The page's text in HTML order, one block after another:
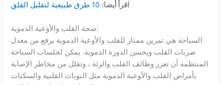
اقرأ أيضا: 10 طرق طبيعية لتقليل القلق
صحة القلب والأوعية الدموية:
السباحة هي تمرين ممتاز للقلب والأوعية الدموية يرفع من معدل
ضربات القلب ويحسن الدورة الدموية. يمكن لجلسات السباحة
المنتظمة أن تعزز وظائف القلب والرئة ، وتقلل من مخاطر الإصابة
بأمراض القلب والأوعية الدموية مثل النوبات القلبية والسكتات